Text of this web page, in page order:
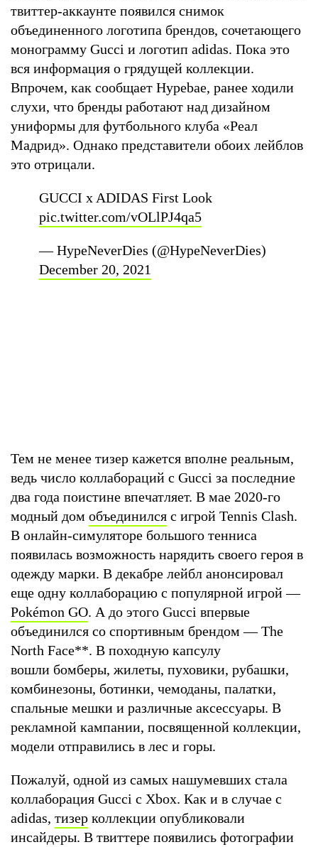
твиттер-аккаунте появился снимок
объединенного логотипа брендов, сочетающего
монограмму Gucci и логотип adidas. Пока это
вся информация о грядущей коллекции.
Впрочем, как сообщает Hypebae, ранее ходили
слухи, что бренды работают над дизайном
униформы для футбольного клуба «Реал
Мадрид». Однако представители обоих лейблов
это отрицали.
GUCCI x ADIDAS First Look
pic.twitter.com/vOLlPJ4qa5
— HypeNeverDies (@HypeNeverDies)
December 20, 2021
Тем не менее тизер кажется вполне реальным,
ведь число коллабораций с Gucci за последние
два года поистине впечатляет. В мае 2020-го
модный дом объединился с игрой Tennis Clash.
В онлайн-симуляторе большого тенниса
появилась возможность нарядить своего героя в
одежду марки. В декабре лейбл анонсировал
еще одну коллаборацию с популярной игрой —
Pokémon GO. А до этого Gucci впервые
объединился со спортивным брендом — The
North Face**. В походную капсулу
вошли бомберы, жилеты, пуховики, рубашки,
комбинезоны, ботинки, чемоданы, палатки,
спальные мешки и различные аксессуары. В
рекламной кампании, посвященной коллекции,
модели отправились в лес и горы.
Пожалуй, одной из самых нашумевших стала
коллаборация Gucci с Xbox. Как и в случае с
adidas, тизер коллекции опубликовали
инсайдеры. В твиттере появились фотографии